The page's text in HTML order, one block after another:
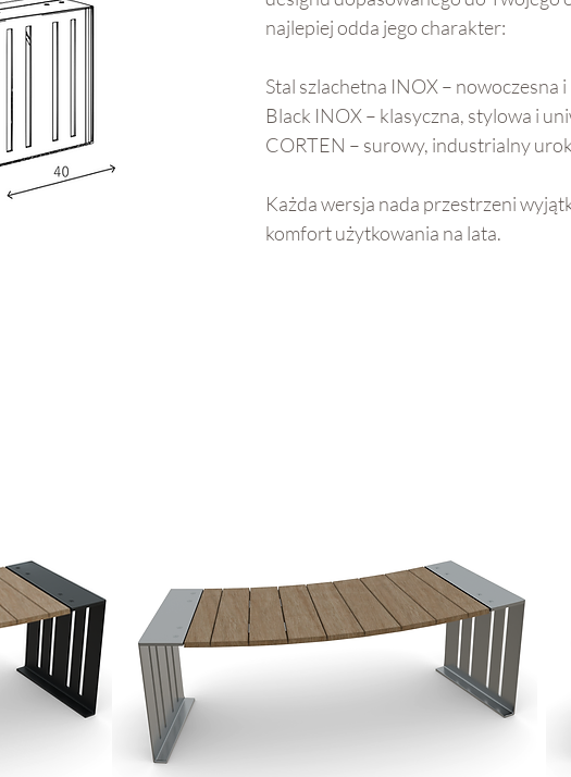
najlepiej odda jego charakter:
Stal szlachetna INOX – nowoczesna
Black INOX – klasyczna, stylowa i
CORTEN – surowy, industrialny
Każda wersja nada przestrzeni
komfort użytkowania na lata.